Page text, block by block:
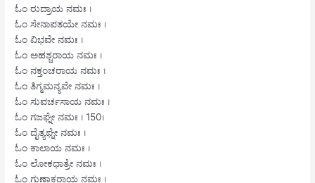
ಓಂ ರುದ್ರಾಯ ನಮಃ ।
ಓಂ ಸೇನಾಪತಯೇ ನಮಃ ।
ಓಂ ವಿಭವೇ ನಮಃ ।
ಓಂ ಅಹಶ್ಚರಾಯ ನಮಃ ।
ಓಂ ನಕ್ತಂಚರಾಯ ನಮಃ ।
ಓಂ ತಿಗ್ಮಮನ್ಯವೇ ನಮಃ ।
ಓಂ ಸುವರ್ಚಸಾಯ ನಮಃ ।
ಓಂ ಗಜಘ್ನೇ ನಮಃ । 150।
ಓಂ ದೈತ್ಯಘ್ನೇ ನಮಃ ।
ಓಂ ಕಾಲಾಯ ನಮಃ ।
ಓಂ ಲೋಕಧಾತ್ರೇ ನಮಃ ।
ಓಂ ಗುಣಾಕರಾಯ ನಮಃ ।